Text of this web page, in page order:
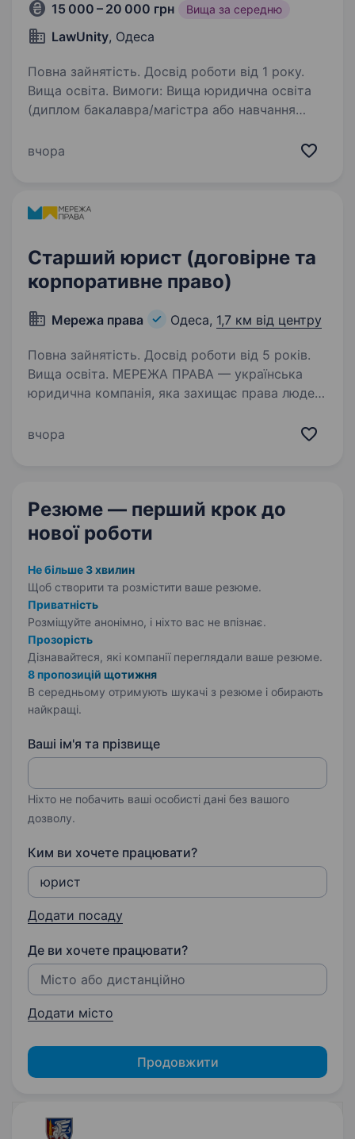
15 000 – 20 000 грн Вища за середню
LawUnity, Одеса
Повна зайнятість. Досвід роботи від 1 року.
Вища освіта. Вимоги: Вища юридична освіта
(диплом бакалавра/магістра або навчання
законодавства України (КАС, ЦПК, ГПК, КПК,
вчора
Старший юрист (договірне та
корпоративне право)
Мережа права Одеса, 1,7 км від центру
Повна зайнятість. Досвід роботи від 5 років.
Вища освіта. МЕРЕЖА ПРАВА — українська
юридична компанія, яка захищає права людей
технологічний і системний юридичний сервіс.
вчора
Резюме — перший крок до
нової роботи
Не більше 3 хвилин
Щоб створити та розмістити ваше резюме.
Приватність
Розміщуйте анонімно, і ніхто вас не впізнає.
Прозорість
Дізнавайтеся, які компанії переглядали ваше резюме.
8 пропозицій щотижня
В середньому отримують шукачі з резюме і обирають
найкращі.
Ваші ім'я та прізвище
Ніхто не побачить ваші особисті дані без вашого
дозволу.
Ким ви хочете працювати?
Додати посаду
Де ви хочете працювати?
Додати місто
Продовжити